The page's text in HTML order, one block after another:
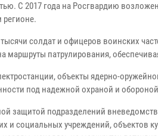
С 2017 года на Росгвардию
регионе.
солдат и офицеров воинских
маршруты патрулирования,
объекты ядерно-
под надежной охраной и
защитой подразделений
и социальных учреждений, объектов